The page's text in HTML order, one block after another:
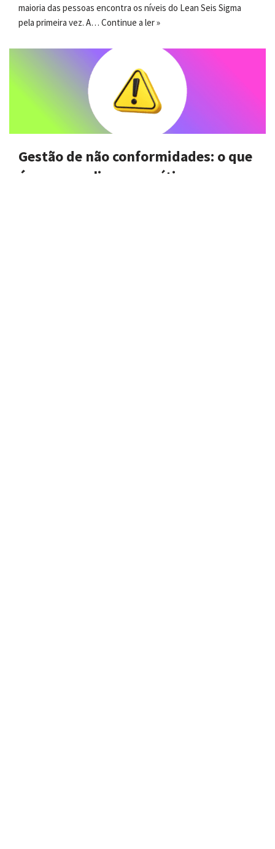
maioria das pessoas encontra os níveis do Lean Seis Sigma
pela primeira vez. A… Continue a ler »
Gestão de não conformidades: o que
é e como aplicar na prática